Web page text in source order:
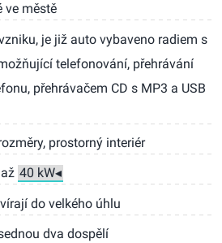
ve městě
je již auto vybaveno radiem s
telefonování, přehrávání
přehrávačem CD s MP3 a USB
prostorný interiér
do velkého úhlu
dva dospělí